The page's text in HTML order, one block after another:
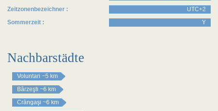
Zeitzonenbezeichner :
UTC+2
Sommerzeit :
Y
Nachbarstädte
Voluntari ~5 km
Bârzeşti ~6 km
Crângaşi ~6 km